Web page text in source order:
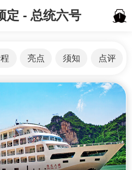
定 - 总统六号
亮点 须知 点评